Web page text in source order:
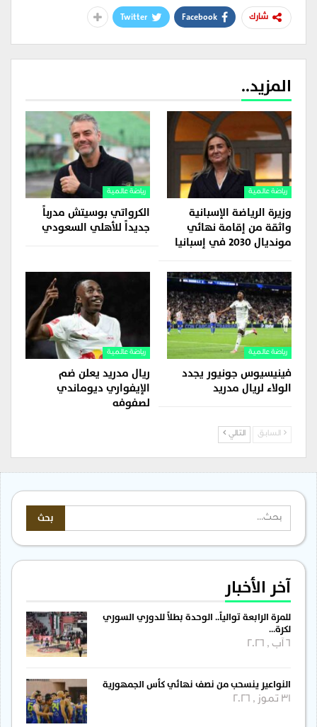
شارك Facebook
Twitter
المزيد..
رياضة عالمية
وزيرة الرياضة الإسبانية
واثقة من إقامة نهائي
مونديال 2030 في إسبانيا
رياضة عالمية
الكرواتي بوسيتش مدرباً
جديداً للأهلي السعودي
رياضة عالمية
فينيسيوس جونيور يجدد
الولاء لريال مدريد
رياضة عالمية
ريال مدريد يعلن ضم
الإيفواري ديوماندي
لصفوفه
السابق التالي
آخر الأخبار
للمرة الرابعة توالياً.. الوحدة بطلاً للدوري السوري
لكرة…
النواعير ينسحب من نصف نهائي كأس الجمهورية
31 تموز , 2026